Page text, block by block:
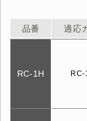
品番 適応
RC-1H RC-